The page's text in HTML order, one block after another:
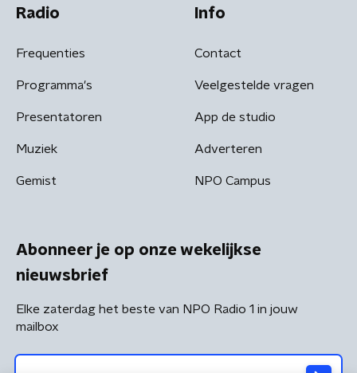
Radio
Frequenties
Programma's
Presentatoren
Muziek
Gemist
Info
Contact
Veelgestelde vragen
App de studio
Adverteren
NPO Campus
Abonneer je op onze wekelijkse
nieuwsbrief
Elke zaterdag het beste van NPO Radio 1 in jouw
mailbox